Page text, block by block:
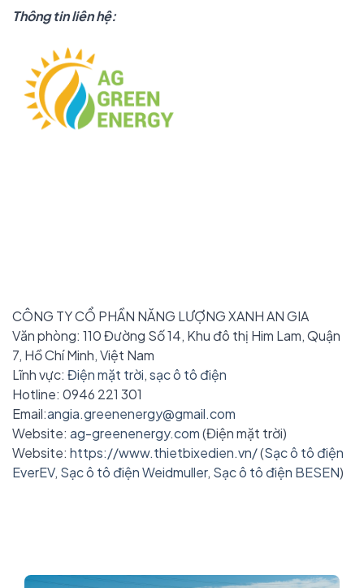
Thông tin liên hệ:
CÔNG TY CỔ PHẦN NĂNG LƯỢNG XANH AN GIA
Văn phòng: 110 Đường Số 14, Khu đô thị Him Lam, Quận
7, Hồ Chí Minh, Việt Nam
Lĩnh vực: Điện mặt trời,sạc ô tô điện
Hotline: 0946 221 301
Email:angia.greenenergy@gmail.com
Website: ag-greenenergy.com(Điện mặt trời)
Website: https://www.thietbixedien.vn/(Sạc ô tô điện
EverEV, Sạc ô tô điện Weidmuller, Sạc ô tô điện BESEN)